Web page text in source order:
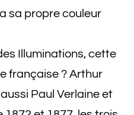
sa propre couleur
Illuminations, cette
française ? Arthur
Paul Verlaine et